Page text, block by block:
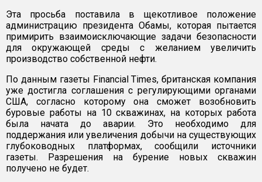
Эта просьба поставила в щекотливое положение
администрацию президента Обамы, которая пытается
примирить взаимоисключающие задачи безопасности
для окружающей среды с желанием увеличить
производство собственной нефти.
По данным газеты Financial Times, британская компания
уже достигла соглашения с регулирующими органами
США, согласно которому она сможет возобновить
буровые работы на 10 скважинах, на которых работа
была начата до аварии. Это необходимо для
поддержания или увеличения добычи на существующих
глубоководных платформах, сообщили источники
газеты. Разрешения на бурение новых скважин
получено не будет.